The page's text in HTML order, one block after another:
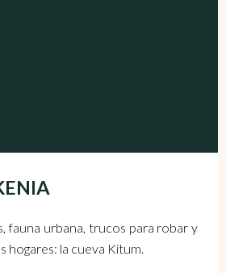
fauna urbana, trucos para robar y
hogares: la cueva Kitum.